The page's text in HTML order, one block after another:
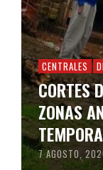
CENTRALES
CORTES
ZONAS
7 AGOSTO,